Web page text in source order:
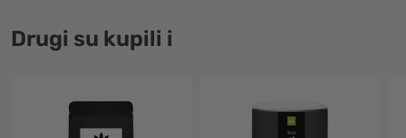
Drugi su kupili i